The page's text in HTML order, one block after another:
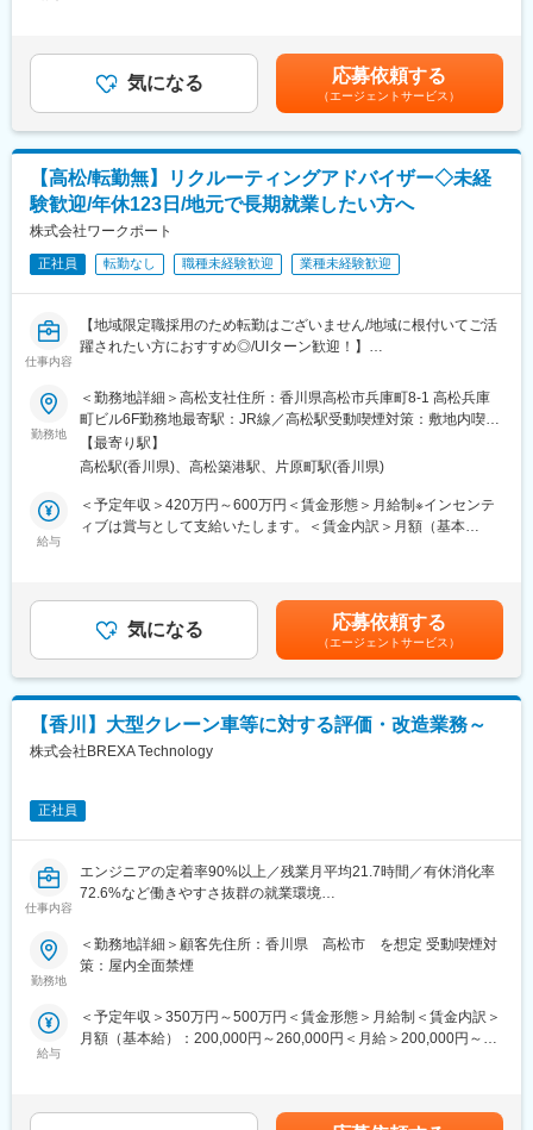
また、マーケティングやポテンシャルカスタマーとの新規コンタ
クトの獲得・商談を行い、新規テーマの事業性検証を行うととも
に、研究部門や営業部門と連携し事業化まで進めていただけるこ
とを期待しております。
■地域限定職について：
試用期間終了後に下記から選択いただきます（その後1年に1度確
・地域(転居を伴う転勤の可能性が無い)
※全社平均では約8割が地域限定職を選択しています。
地元や就業地で安定した生活基盤を維持でき、また、地域特有の
ニーズも的確に把握することができ、地域貢献度も実感すること
が可能です。
UIターンでの就業も歓迎しておりますので、ご自身の培ったスキ
ルを地元に還元したい方におすすめです。
◇◆中途入社者多数！◆◇
・入社者事例：携帯販売・ブライダル経験者等、業界職種問わず
【人物面】
≪他者の意見を素直に聞ける方≫様々な業界の方の転職相談に乗
るので、最初は分からないことが多いと思います。知らないこと
を恐れずに聞くこと、人の意見を参考にして実践できる方が成長
む）＜昇給有無＞有＜残業手当＞有＜給与補足＞※上記年収は（月
給×14か月）＋インセンティブ込想定※インセンティブ年間支給額
例：153万円（上位5名平均/2024年度実績）■昇給：年2回／■賞
与：年4回※業績により別途決算賞与■モデル年収：540万円 3年目
27歳(メンバー)(基本給33万円+インセンティブ)賃金はあくまでも
目安の金額であり、選考を通じて上下する可能性があります。月
給(月額)は固定手当を含めた表記です。
気になる 応募依頼する
（エージェントサービス）
【高松/転勤無】リクルーティングアドバイザー◇未経
験歓迎/年休123日/地元で長期就業したい方へ
株式会社ワークポート
正社員 転勤なし 職種未経験歓迎 業種未経験歓迎
仕事内容
【地域限定職採用のため転勤はございません/地域に根付いてご活
躍されたい方におすすめ◎/UIターン歓迎！】
■業務内容：
人材紹介会社の中で国内外に圧倒的な拠点数を誇る当社におい
て、個人営業(求職者への転職活動サポート)、法人営業(企業に対
して採用戦略の提案など採用活動支援)のいずれかの業務をお任せ
します。
ストマッチな人材紹介、面接調整等採用成功に向けたコンサルテ
ィング全般
キャリアビジョンのヒアリング、応募書類の添削、希望条件確認
や面接対策など、転職活動のあらゆる不安を解消。
試用期間終了後に下記から選択いただきます（その後1年に1度確
認有）。
・全国(転居を伴う転勤の可能性がある)
・地域(転居を伴う転勤の可能性が無い)
※全社平均では約8割が地域限定職を選択しています。
地元や就業地で安定した生活基盤を維持でき、また、地域特有の
が可能です。
UIターンでの就業も歓迎しておりますので、ご自身の培ったスキ
◇◆中途入社者多数！◆◇
≪他者の意見を素直に聞ける方≫様々な業界の方の転職相談に乗
勤務地
＜勤務地詳細＞高松支社住所：香川県高松市兵庫町8-1 高松兵庫
町ビル6F勤務地最寄駅：JR線／高松駅受動喫煙対策：敷地内喫煙
可能場所あり
【最寄り駅】
高松駅(香川県)、高松築港駅、片原町駅(香川県)
給与
＜予定年収＞420万円～600万円＜賃金形態＞月給制※インセンテ
ィブは賞与として支給いたします。＜賃金内訳＞月額（基本
む）＜昇給有無＞有＜残業手当＞有＜給与補足＞※上記年収は（月
給×14か月）＋インセンティブ込想定※インセンティブ年間支給額
例：153万円（上位5名平均/2024年度実績）■昇給：年2回／■賞
与：年4回）※業績により別途決算賞与■モデル年収：540万円 3年
目 27歳(メンバー)(基本給33万円+インセンティブ)賃金はあくまで
も目安の金額であり、選考を通じて上下する可能性があります。
月給(月額)は固定手当を含めた表記です。
気になる 応募依頼する
（エージェントサービス）
【香川】大型クレーン車等に対する評価・改造業務～
株式会社BREXA Technology
正社員
仕事内容
エンジニアの定着率90%以上／残業月平均21.7時間／有休消化率
72.6%など働きやすさ抜群の就業環境
■業務内容：
派遣先企業にて、大型クレーン車などに対する評価・改造業務を
業務。
・製品がスペック通りの性能を満たしているか確認する業務
勤務地
＜勤務地詳細＞顧客先住所：香川県 高松市 を想定 受動喫煙対
策：屋内全面禁煙
給与
＜予定年収＞350万円～500万円＜賃金形態＞月給制＜賃金内訳＞
月額（基本給）：200,000円～260,000円＜月給＞200,000円～
員のみ～その他～■残業代全額支給・深夜手当・休日出勤手当（す